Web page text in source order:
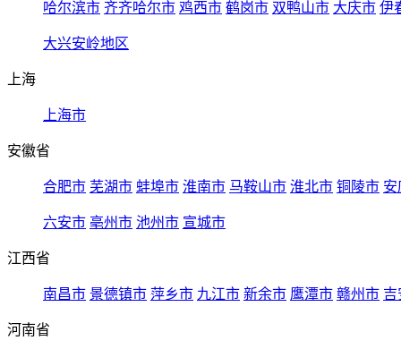
哈尔滨市 齐齐哈尔市 鸡西市 鹤岗市 双鸭山市 大庆市 伊
大兴安岭地区
上海
上海市
安徽省
合肥市 芜湖市 蚌埠市 淮南市 马鞍山市 淮北市 铜陵市 安
六安市 亳州市 池州市 宣城市
江西省
南昌市 景德镇市 萍乡市 九江市 新余市 鹰潭市 赣州市 吉
河南省